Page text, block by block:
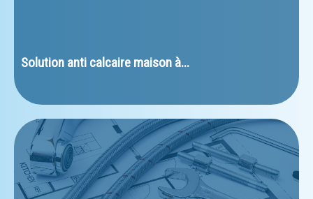
﻿Solution anti calcaire maison à...